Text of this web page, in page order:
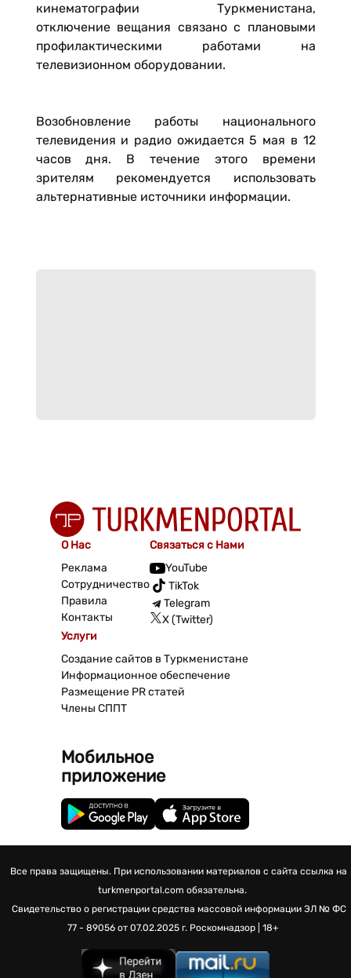
кинематографии Туркменистана,
отключение вещания связано с плановыми
профилактическими работами на
телевизионном оборудовании.
Возобновление работы национального
телевидения и радио ожидается 5 мая в 12
часов дня. В течение этого времени
зрителям рекомендуется использовать
альтернативные источники информации.
О Нас
Реклама
Сотрудничество
Правила
Контакты
Связаться с Нами
YouTube
TikTok
Telegram
X (Twitter)
Услуги
Создание сайтов в Туркменистане
Информационное обеспечение
Размещение PR статей
Члены СППТ
Мобильное
приложение
Все права защищены. При использовании материалов с сайта ссылка на
turkmenportal.com обязательна.
Свидетельство о регистрации средства массовой информации ЭЛ № ФС
77 - 89056 от 07.02.2025 г. Роскомнадзор | 18+